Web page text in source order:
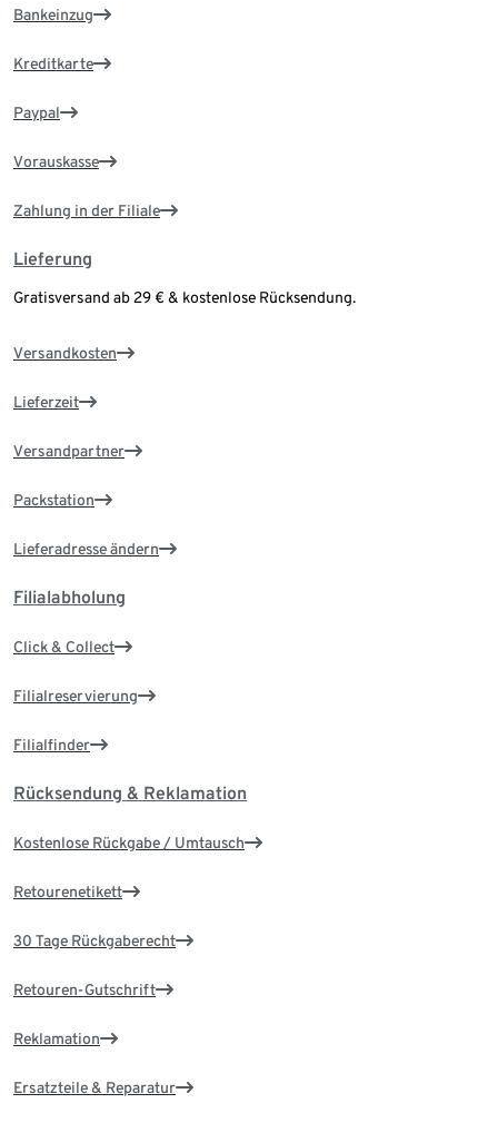
Bankeinzug
Kreditkarte
Paypal
Vorauskasse
Zahlung in der Filiale
Lieferung
Gratisversand ab 29 € & kostenlose Rücksendung.
Versandkosten
Lieferzeit
Versandpartner
Packstation
Lieferadresse ändern
Filialabholung
Click & Collect
Filialreservierung
Filialfinder
Rücksendung & Reklamation
Kostenlose Rückgabe / Umtausch
Retourenetikett
30 Tage Rückgaberecht
Retouren-Gutschrift
Reklamation
Ersatzteile & Reparatur